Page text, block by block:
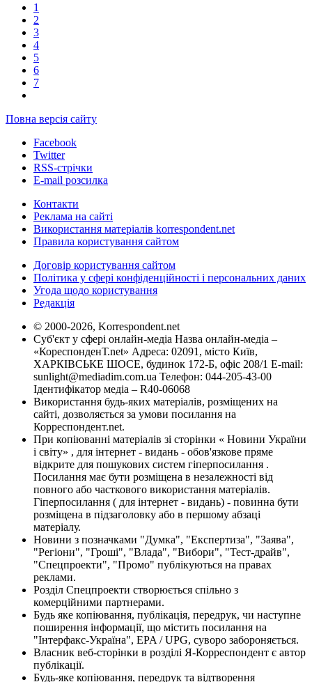
1
2
3
4
5
6
7
Повна версія сайту
Facebook
Twitter
RSS-стрічки
E-mail розсилка
Контакти
Реклама на сайті
Використання матеріалів korrespondent.net
Правила користування сайтом
Договір користування сайтом
Політика у сфері конфіденційності і персональних даних
Угода щодо користування
Редакція
© 2000-2026, Korrespondent.net
Суб'єкт у сфері онлайн-медіа Назва онлайн-медіа –
«КореспонденТ.net» Адреса: 02091, місто Київ,
ХАРКІВСЬКЕ ШОСЕ, будинок 172-Б, офіс 208/1 E-mail:
sunlight@mediadim.com.ua Телефон: 044-205-43-00
Ідентифікатор медіа – R40-06068
Використання будь-яких матеріалів, розміщених на
сайті, дозволяється за умови посилання на
Корреспондент.net.
При копіюванні матеріалів зі сторінки « Новини України
і світу» , для інтернет - видань - обов'язкове пряме
відкрите для пошукових систем гіперпосилання .
Посилання має бути розміщена в незалежності від
повного або часткового використання матеріалів.
Гіперпосилання ( для інтернет - видань) - повинна бути
розміщена в підзаголовку або в першому абзаці
матеріалу.
Новини з позначками "Думка", "Експертиза", "Заява",
"Регіони", "Гроші", "Влада", "Вибори", "Тест-драйв",
"Спецпроекти", "Промо" публікуються на правах
реклами.
Розділ Спецпроекти створюється спільно з
комерційними партнерами.
Будь яке копіювання, публікація, передрук, чи наступне
поширення інформації, що містить посилання на
"Інтерфакс-Україна", EPA / UPG, суворо забороняється.
Власник веб-сторінки в розділі Я-Корреспондент є автор
публікації.
Будь-яке копіювання, передрук та відтворення